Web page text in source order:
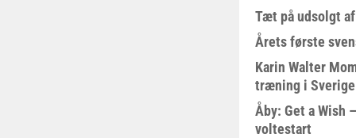
Tæt på udsolgt
Årets første
Karin Walter
træning i Sverige
Åby: Get a Wish
voltestart